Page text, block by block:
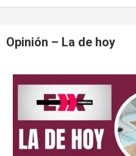
Opinión – La de hoy